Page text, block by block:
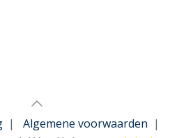
| Algemene voorwaarden |